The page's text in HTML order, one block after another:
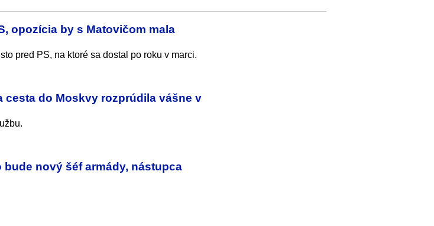
opozícia by s Matovičom mala
pred PS, na ktoré sa dostal po roku v marci.
do Moskvy rozprúdila vášne v
nový šéf armády, nástupca